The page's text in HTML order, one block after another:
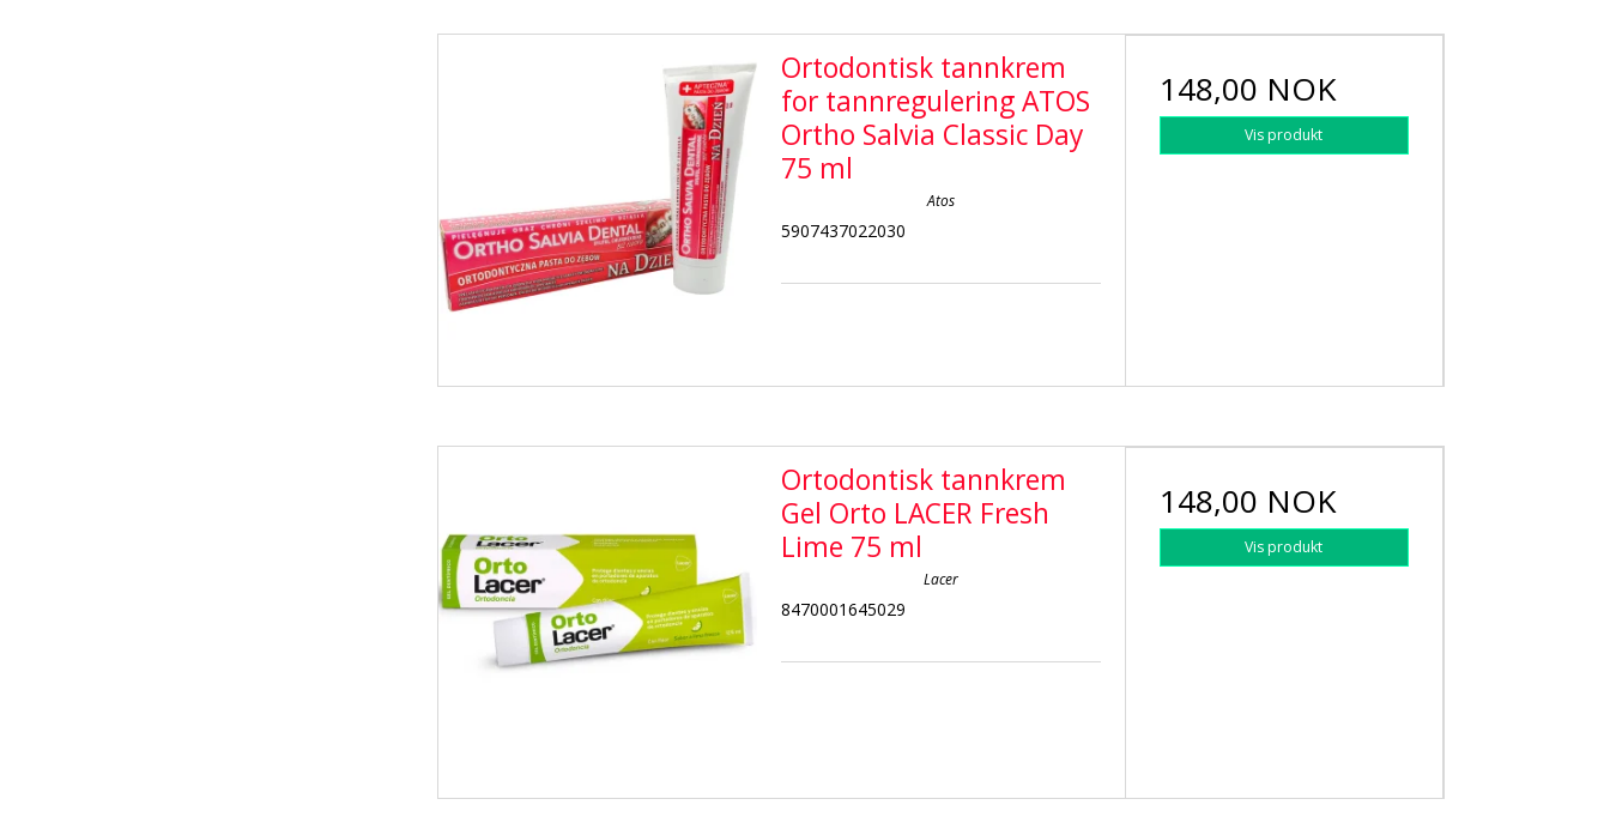
Ortodontisk tannkrem
for tannregulering ATOS
Ortho Salvia Classic Day
75 ml
Atos
5907437022030
148,00 NOK
Vis produkt
Ortodontisk tannkrem
Gel Orto LACER Fresh
Lime 75 ml
Lacer
8470001645029
148,00 NOK
Vis produkt